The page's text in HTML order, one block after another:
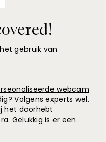
gebruik van
webcam
Volgens experts wel.
het doorhebt
Gelukkig is er een